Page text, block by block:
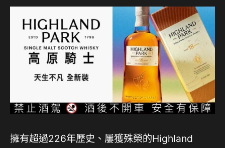
擁有超過226年歷史、屢獲殊榮的Highland